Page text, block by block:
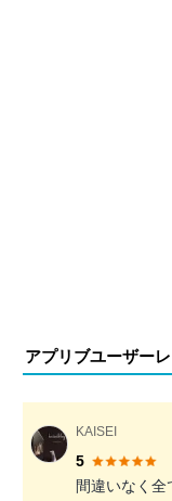
アプリブユーザー
KAISEI
5
間違いなく